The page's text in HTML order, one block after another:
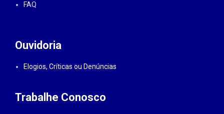
FAQ
Ouvidoria
Elogios, Críticas ou Denúncias
Trabalhe Conosco